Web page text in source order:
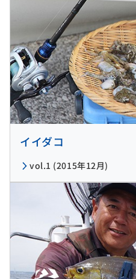
イイダコ
vol.1 (2015年12月)